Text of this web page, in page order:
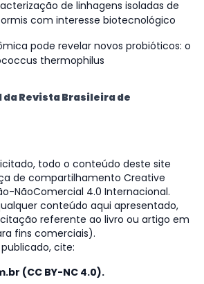
de linhagens isoladas de
com interesse biotecnológico
pode revelar novos probióticos: o
thermophilus
da Revista Brasileira de
todo o conteúdo deste site
de compartilhamento Creative
NãoComercial 4.0 Internacional.
conteúdo aqui apresentado,
referente ao livro ou artigo em
fins comerciais).
cite:
(CC BY-NC 4.0).